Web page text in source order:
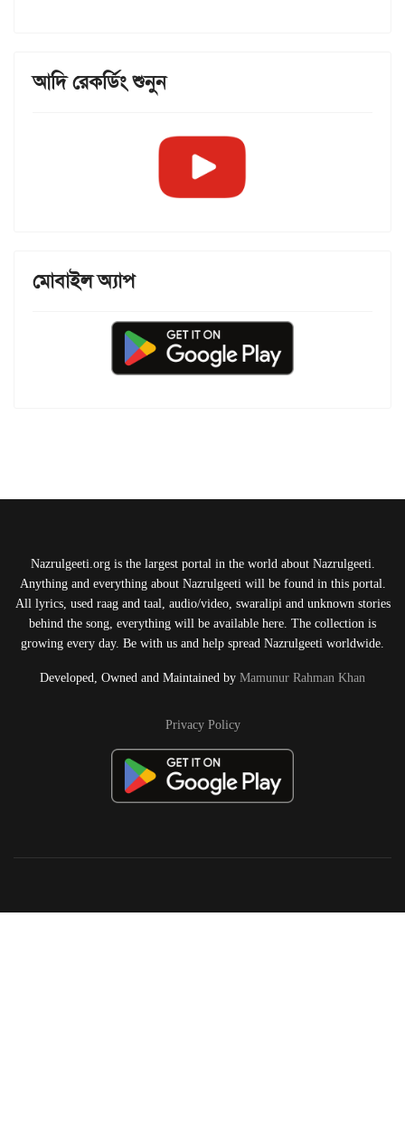
আদি রেকর্ডিং শুনুন
মোবাইল অ্যাপ
Nazrulgeeti.org is the largest portal in the world about Nazrulgeeti.
Anything and everything about Nazrulgeeti will be found in this portal.
All lyrics, used raag and taal, audio/video, swaralipi and unknown stories
behind the song, everything will be available here. The collection is
growing every day. Be with us and help spread Nazrulgeeti worldwide.
Developed, Owned and Maintained by Mamunur Rahman Khan
Privacy Policy